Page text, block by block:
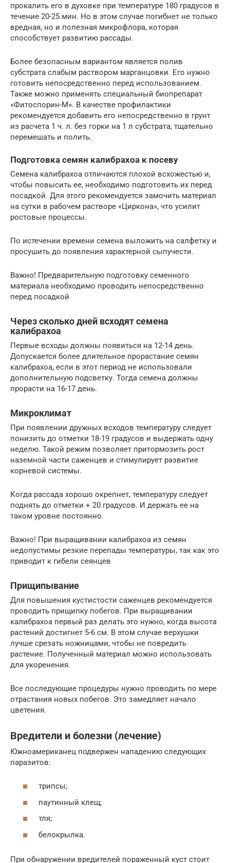
прокалить его в духовке при температуре 180 градусов в
течение 20-25 мин. Но в этом случае погибнет не только
вредная, но и полезная микрофлора, которая
способствует развитию рассады.
Более безопасным вариантом является полив
субстрата слабым раствором марганцовки. Его нужно
готовить непосредственно перед использованием.
Также можно применять специальный биопрепарат
«Фитоспорин-М». В качестве профилактики
рекомендуется добавить его непосредственно в грунт
из расчета 1 ч. л. без горки на 1 л субстрата, тщательно
перемешать и полить.
Подготовка семян калибрахоа к посеву
Семена калибрахоа отличаются плохой всхожестью и,
чтобы повысить ее, необходимо подготовить их перед
посадкой. Для этого рекомендуется замочить материал
на сутки в рабочем растворе «Циркона», что усилит
ростовые процессы.
По истечении времени семена выложить на салфетку и
просушить до появления характерной сыпучести.
Важно! Предварительную подготовку семенного
материала необходимо проводить непосредственно
перед посадкой
Через сколько дней всходят семена
калибрахоа
Первые всходы должны появиться на 12-14 день.
Допускается более длительное прорастание семян
калибрахоа, если в этот период не использовали
дополнительную подсветку. Тогда семена должны
прорасти на 16-17 день.
Микроклимат
При появлении дружных всходов температуру следует
понизить до отметки 18-19 градусов и выдержать одну
неделю. Такой режим позволяет притормозить рост
наземной части саженцев и стимулирует развитие
корневой системы.
Когда рассада хорошо окрепнет, температуру следует
поднять до отметки + 20 градусов. И держать ее на
таком уровне постоянно.
Важно! При выращивании калибрахоа из семян
недопустимы резкие перепады температуры, так как это
приводит к гибели сеянцев
Прищипывание
Для повышения кустистости саженцев рекомендуется
проводить прищипку побегов. При выращивании
калибрахоа первый раз делать это нужно, когда высота
растений достигнет 5-6 см. В этом случае верхушки
лучше срезать ножницами, чтобы не повредить
растение. Полученный материал можно использовать
для укоренения.
Все последующие процедуры нужно проводить по мере
отрастания новых побегов. Это замедляет начало
цветения.
Вредители и болезни (лечение)
Южноамериканец подвержен нападению следующих
паразитов:
трипсы;
паутинный клещ;
тля;
белокрылка.
При обнаружении вредителей пораженный куст стоит